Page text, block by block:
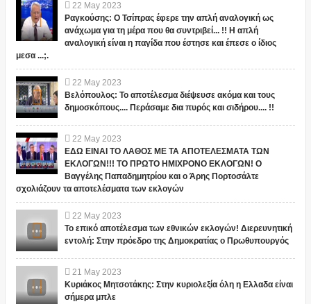
22 May 2023
Ραγκούσης: Ο Τσίπρας έφερε την απλή αναλογική ως
ανάχωμα για τη μέρα που θα συντριβεί... !! Η απλή
αναλογική είναι η παγίδα που έστησε και έπεσε ο ίδιος
μεσα ...;.
22 May 2023
Βελόπουλος: Το αποτέλεσμα διέψευσε ακόμα και τους
δημοσκόπους.... Περάσαμε δια πυρός και σιδήρου.... !!
22 May 2023
ΕΔΩ ΕΙΝΑΙ ΤΟ ΛΑΘΟΣ ΜΕ ΤΑ ΑΠΟΤΕΛΕΣΜΑΤΑ ΤΩΝ
ΕΚΛΟΓΩΝ!!! ΤΟ ΠΡΩΤΟ ΗΜΙΧΡΟΝΟ ΕΚΛΟΓΩΝ! Ο
Βαγγέλης Παπαδημητρίου και ο Άρης Πορτοσάλτε
σχολιάζουν τα αποτελέσματα των εκλογών
22 May 2023
Το επικό αποτέλεσμα των εθνικών εκλογών! Διερευνητική
εντολή: Στην πρόεδρο της Δημοκρατίας ο Πρωθυπουργός
21 May 2023
Κυριάκος Μητσοτάκης: Στην κυριολεξία όλη η Ελλαδα είναι
σήμερα μπλε